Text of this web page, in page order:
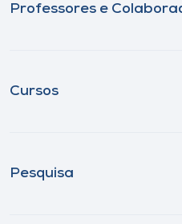
Professores e
Cursos
Pesquisa